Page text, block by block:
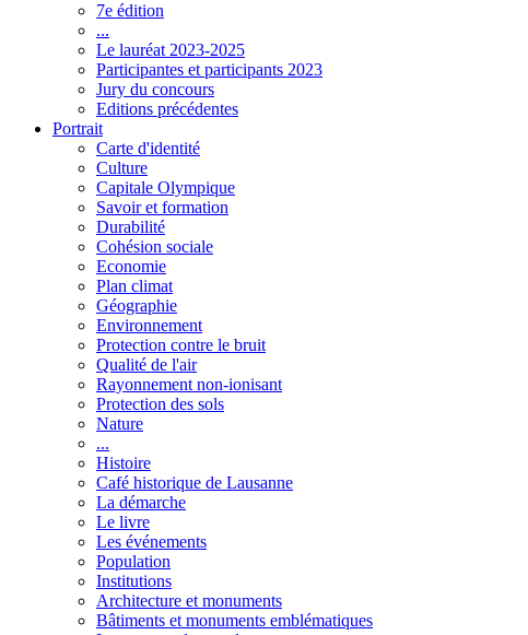
7e édition
...
Le lauréat 2023-2025
Participantes et participants 2023
Jury du concours
Editions précédentes
Portrait
Carte d'identité
Culture
Capitale Olympique
Savoir et formation
Durabilité
Cohésion sociale
Economie
Plan climat
Géographie
Environnement
Protection contre le bruit
Qualité de l'air
Rayonnement non-ionisant
Protection des sols
Nature
...
Histoire
Café historique de Lausanne
La démarche
Le livre
Les événements
Population
Institutions
Architecture et monuments
Bâtiments et monuments emblématiques